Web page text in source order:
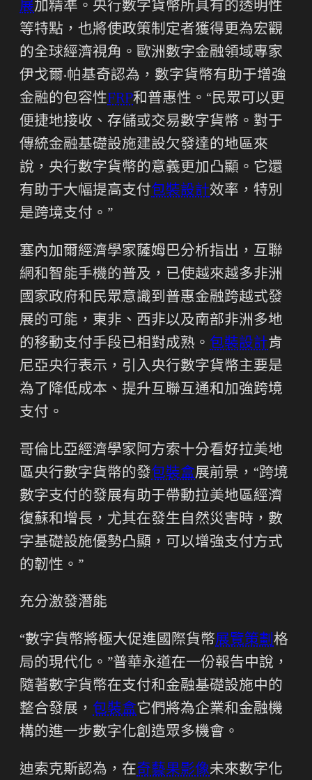
展加精準。央行數字貨幣所具有的透明性
等特點，也將使政策制定者獲得更為宏觀
的全球經濟視角。歐洲數字金融領域專家
伊戈爾·帕基奇認為，數字貨幣有助于增強
金融的包容性FRP和普惠性。“民眾可以更
便捷地接收、存儲或交易數字貨幣。對于
傳統金融基礎設施建設欠發達的地區來
說，央行數字貨幣的意義更加凸顯。它還
有助于大幅提高支付包裝設計效率，特別
是跨境支付。”
塞內加爾經濟學家薩姆巴分析指出，互聯
網和智能手機的普及，已使越來越多非洲
國家政府和民眾意識到普惠金融跨越式發
展的可能，東非、西非以及南部非洲多地
的移動支付手段已相對成熟。 包裝設計肯
尼亞央行表示，引入央行數字貨幣主要是
為了降低成本、提升互聯互通和加強跨境
支付。
哥倫比亞經濟學家阿方索十分看好拉美地
區央行數字貨幣的發包裝盒展前景，“跨境
數字支付的發展有助于帶動拉美地區經濟
復蘇和增長，尤其在發生自然災害時，數
字基礎設施優勢凸顯，可以增強支付方式
的韌性。”
充分激發潛能
“數字貨幣將極大促進國際貨幣展覽策劃格
局的現代化。”普華永道在一份報告中說，
隨著數字貨幣在支付和金融基礎設施中的
整合發展， 包裝盒它們將為企業和金融機
構的進一步數字化創造眾多機會。
迪索克斯認為，在奇藝果影像未來數字化